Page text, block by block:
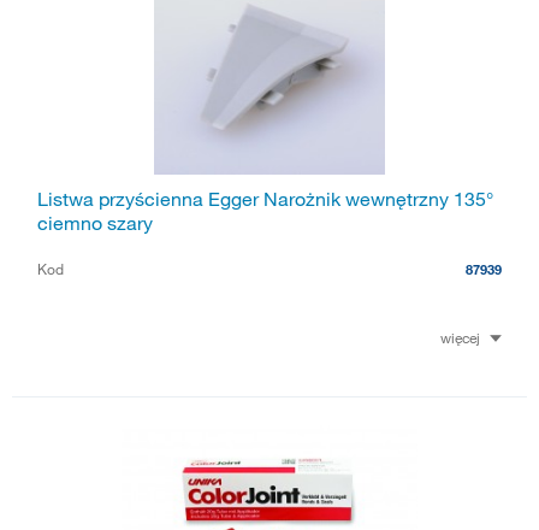
Listwa przyścienna Egger Narożnik wewnętrzny 135°
ciemno szary
Kod 87939
więcej